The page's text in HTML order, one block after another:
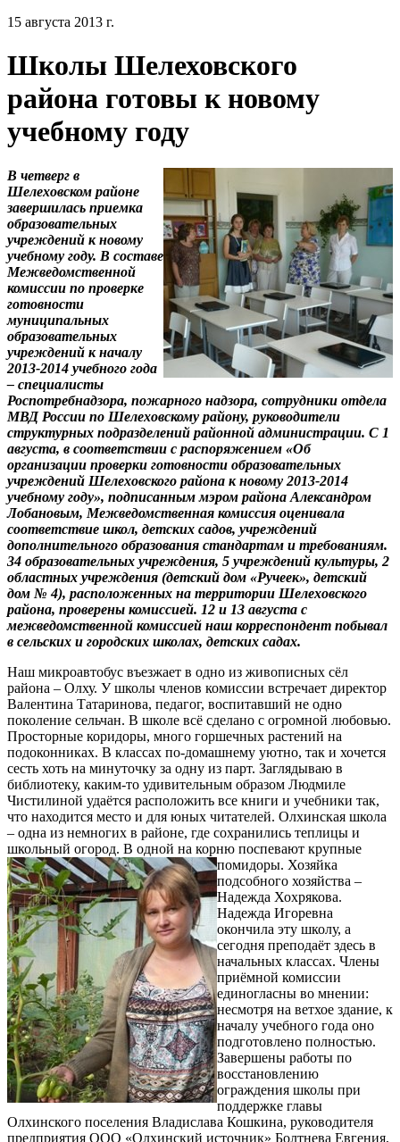
15 августа 2013 г.
Школы Шелеховского
района готовы к новому
учебному году
В четверг в
Шелеховском районе
завершилась приемка
образовательных
учреждений к новому
учебному году. В составе
Межведомственной
комиссии по проверке
готовности
муниципальных
образовательных
учреждений к началу
2013-2014 учебного года
– специалисты
Роспотребнадзора, пожарного надзора, сотрудники отдела
МВД России по Шелеховскому району, руководители
структурных подразделений районной администрации. С 1
августа, в соответствии с распоряжением «Об
организации проверки готовности образовательных
учреждений Шелеховского района к новому 2013-2014
учебному году», подписанным мэром района Александром
Лобановым, Межведомственная комиссия оценивала
соответствие школ, детских садов, учреждений
дополнительного образования стандартам и требованиям.
34 образовательных учреждения, 5 учреждений культуры, 2
областных учреждения (детский дом «Ручеек», детский
дом № 4), расположенных на территории Шелеховского
района, проверены комиссией. 12 и 13 августа с
межведомственной комиссией наш корреспондент побывал
в сельских и городских школах, детских садах.
Наш микроавтобус въезжает в одно из живописных сёл
района – Олху. У школы членов комиссии встречает директор
Валентина Татаринова, педагог, воспитавший не одно
поколение сельчан. В школе всё сделано с огромной любовью.
Просторные коридоры, много горшечных растений на
подоконниках. В классах по-домашнему уютно, так и хочется
сесть хоть на минуточку за одну из парт. Заглядываю в
библиотеку, каким-то удивительным образом Людмиле
Чистилиной удаётся расположить все книги и учебники так,
что находится место и для юных читателей. Олхинская школа
– одна из немногих в районе, где сохранились теплицы и
школьный огород. В одной на корню поспевают крупные
помидоры. Хозяйка
подсобного хозяйства –
Надежда Хохрякова.
Надежда Игоревна
окончила эту школу, а
сегодня преподаёт здесь в
начальных классах. Члены
приёмной комиссии
единогласны во мнении:
несмотря на ветхое здание, к
началу учебного года оно
подготовлено полностью.
Завершены работы по
восстановлению
ограждения школы при
поддержке главы
Олхинского поселения Владислава Кошкина, руководителя
предприятия ООО «Олхинский источник» Болтнева Евгения,